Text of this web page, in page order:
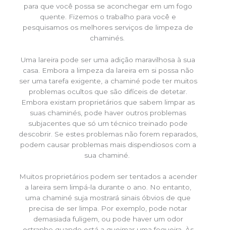
para que você possa se aconchegar em um fogo
quente. Fizemos o trabalho para você e
pesquisamos os melhores serviços de limpeza de
chaminés.
Uma lareira pode ser uma adição maravilhosa à sua
casa. Embora a limpeza da lareira em si possa não
ser uma tarefa exigente, a chaminé pode ter muitos
problemas ocultos que são difíceis de detetar.
Embora existam proprietários que sabem limpar as
suas chaminés, pode haver outros problemas
subjacentes que só um técnico treinado pode
descobrir. Se estes problemas não forem reparados,
podem causar problemas mais dispendiosos com a
sua chaminé.
Muitos proprietários podem ser tentados a acender
a lareira sem limpá-la durante o ano. No entanto,
uma chaminé suja mostrará sinais óbvios de que
precisa de ser limpa. Por exemplo, pode notar
demasiada fuligem, ou pode haver um odor